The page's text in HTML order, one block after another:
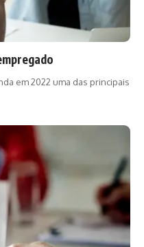
em 2022 uma das principais